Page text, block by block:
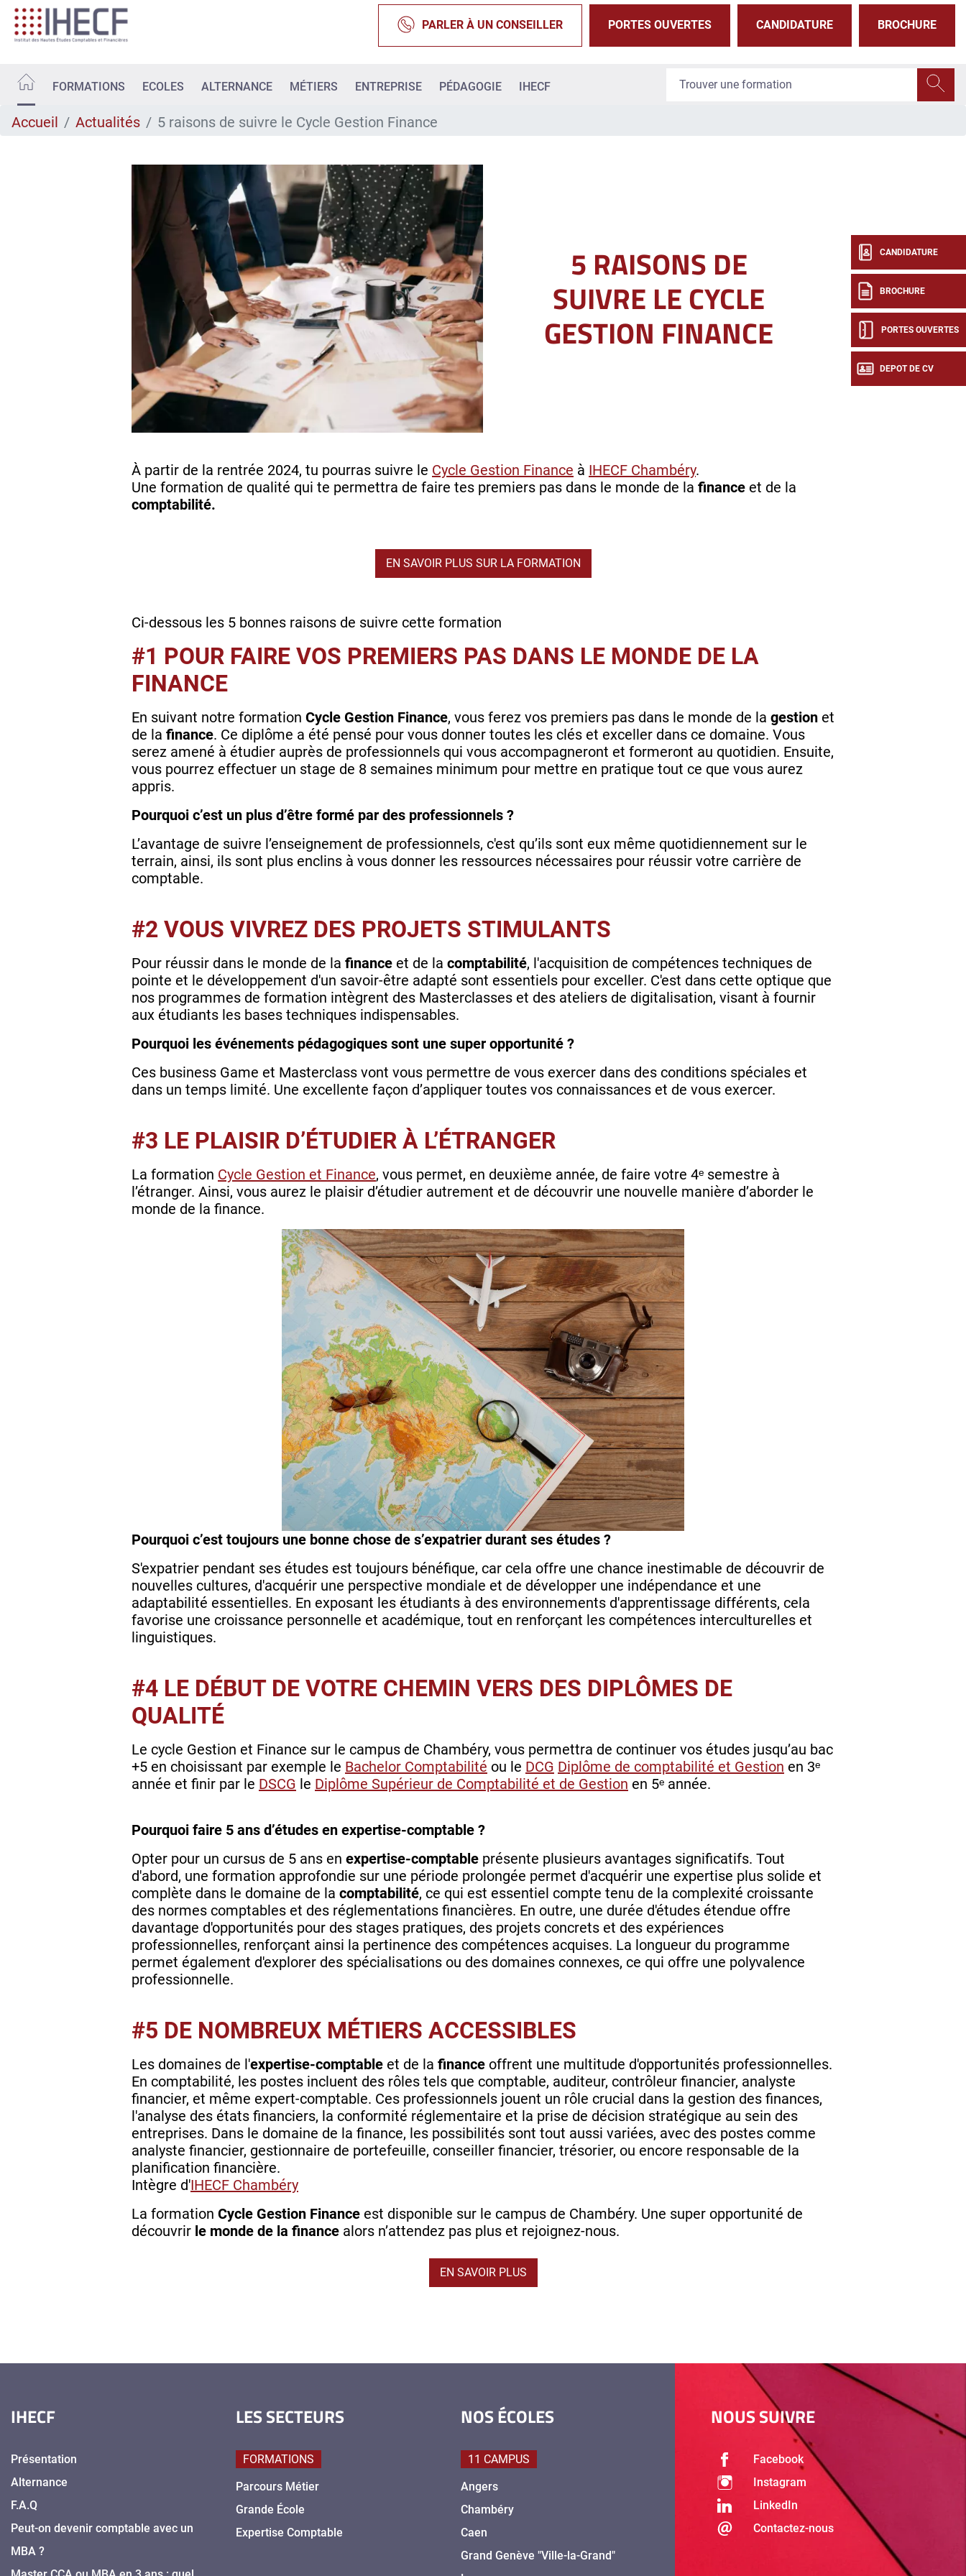
Aller
contenu
PARLER À UN CONSEILLER PORTES OUVERTES CANDIDATURE BROCHURE
FORMATIONS ECOLES ALTERNANCE MÉTIERS ENTREPRISE PÉDAGOGIE IHECF
CANDIDATURE
BROCHURE
PORTES OUVERTES
DEPOT DE CV
Accueil Actualités 5 raisons de suivre le Cycle Gestion Finance
5 RAISONS DE
SUIVRE LE CYCLE
GESTION FINANCE
À partir de la rentrée 2024, tu pourras suivre le Cycle Gestion Finance à IHECF Chambéry.
Une formation de qualité qui te permettra de faire tes premiers pas dans le monde de la finance et de la
comptabilité.
EN SAVOIR PLUS SUR LA FORMATION
Ci-dessous les 5 bonnes raisons de suivre cette formation
#1 POUR FAIRE VOS PREMIERS PAS DANS LE MONDE DE LA
FINANCE
En suivant notre formation Cycle Gestion Finance, vous ferez vos premiers pas dans le monde de la gestion et
de la finance. Ce diplôme a été pensé pour vous donner toutes les clés et exceller dans ce domaine. Vous
serez amené à étudier auprès de professionnels qui vous accompagneront et formeront au quotidien. Ensuite,
vous pourrez effectuer un stage de 8 semaines minimum pour mettre en pratique tout ce que vous aurez
appris.
Pourquoi c’est un plus d’être formé par des professionnels ?
L’avantage de suivre l’enseignement de professionnels, c'est qu’ils sont eux même quotidiennement sur le
terrain, ainsi, ils sont plus enclins à vous donner les ressources nécessaires pour réussir votre carrière de
comptable.
#2 VOUS VIVREZ DES PROJETS STIMULANTS
Pour réussir dans le monde de la finance et de la comptabilité, l'acquisition de compétences techniques de
pointe et le développement d'un savoir-être adapté sont essentiels pour exceller. C'est dans cette optique que
nos programmes de formation intègrent des Masterclasses et des ateliers de digitalisation, visant à fournir
aux étudiants les bases techniques indispensables.
Pourquoi les événements pédagogiques sont une super opportunité ?
Ces business Game et Masterclass vont vous permettre de vous exercer dans des conditions spéciales et
dans un temps limité. Une excellente façon d’appliquer toutes vos connaissances et de vous exercer.
#3 LE PLAISIR D’ÉTUDIER À L’ÉTRANGER
La formation Cycle Gestion et Finance, vous permet, en deuxième année, de faire votre 4ᵉ semestre à
l’étranger. Ainsi, vous aurez le plaisir d’étudier autrement et de découvrir une nouvelle manière d’aborder le
monde de la finance.
Pourquoi c’est toujours une bonne chose de s’expatrier durant ses études ?
S'expatrier pendant ses études est toujours bénéfique, car cela offre une chance inestimable de découvrir de
nouvelles cultures, d'acquérir une perspective mondiale et de développer une indépendance et une
adaptabilité essentielles. En exposant les étudiants à des environnements d'apprentissage différents, cela
favorise une croissance personnelle et académique, tout en renforçant les compétences interculturelles et
linguistiques.
#4 LE DÉBUT DE VOTRE CHEMIN VERS DES DIPLÔMES DE
QUALITÉ
Le cycle Gestion et Finance sur le campus de Chambéry, vous permettra de continuer vos études jusqu’au bac
+5 en choisissant par exemple le Bachelor Comptabilité ou le DCG Diplôme de comptabilité et Gestion en 3ᵉ
année et finir par le DSCG le Diplôme Supérieur de Comptabilité et de Gestion en 5ᵉ année.
Pourquoi faire 5 ans d’études en expertise-comptable ?
Opter pour un cursus de 5 ans en expertise-comptable présente plusieurs avantages significatifs. Tout
d'abord, une formation approfondie sur une période prolongée permet d'acquérir une expertise plus solide et
complète dans le domaine de la comptabilité, ce qui est essentiel compte tenu de la complexité croissante
des normes comptables et des réglementations financières. En outre, une durée d'études étendue offre
davantage d'opportunités pour des stages pratiques, des projets concrets et des expériences
professionnelles, renforçant ainsi la pertinence des compétences acquises. La longueur du programme
permet également d'explorer des spécialisations ou des domaines connexes, ce qui offre une polyvalence
professionnelle.
#5 DE NOMBREUX MÉTIERS ACCESSIBLES
Les domaines de l'expertise-comptable et de la finance offrent une multitude d'opportunités professionnelles.
En comptabilité, les postes incluent des rôles tels que comptable, auditeur, contrôleur financier, analyste
financier, et même expert-comptable. Ces professionnels jouent un rôle crucial dans la gestion des finances,
l'analyse des états financiers, la conformité réglementaire et la prise de décision stratégique au sein des
entreprises. Dans le domaine de la finance, les possibilités sont tout aussi variées, avec des postes comme
analyste financier, gestionnaire de portefeuille, conseiller financier, trésorier, ou encore responsable de la
planification financière.
Intègre d'IHECF Chambéry
La formation Cycle Gestion Finance est disponible sur le campus de Chambéry. Une super opportunité de
découvrir le monde de la finance alors n’attendez pas plus et rejoignez-nous.
EN SAVOIR PLUS
IHECF
Présentation
Alternance
F.A.Q
Peut-on devenir comptable avec un
MBA ?
LES SECTEURS
FORMATIONS
Parcours Métier
Grande École
Expertise Comptable
NOS ÉCOLES
11 CAMPUS
Angers
Chambéry
Caen
Grand Genève "Ville-la-Grand"
NOUS SUIVRE
Facebook
Instagram
LinkedIn
Contactez-nous